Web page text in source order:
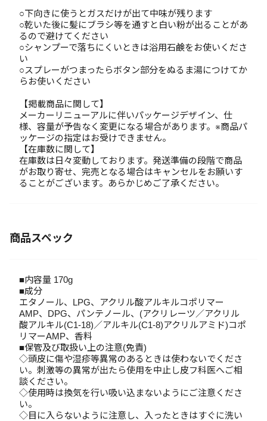
○下向きに使うとガスだけが出て中味が残ります
○乾いた後に髪にブラシ等を通すと白い粉が出ることがあ
るので避けてください
○シャンプーで落ちにくいときは浴用石鹸をお使いくださ
い
○スプレーがつまったらボタン部分をぬるま湯につけてか
らお使いください
【掲載商品に関して】
メーカーリニューアルに伴いパッケージデザイン、仕
様、容量が予告なく変更になる場合があります。※商品パ
ッケージの指定はお受けできません。
【在庫数に関して】
在庫数は日々変動しております。発送準備の段階で商品
がお取り寄せ、完売となる場合はキャンセルをお願いす
ることがございます。あらかじめご了承ください。
商品スペック
■内容量 170g
■成分
エタノール、LPG、アクリル酸アルキルコポリマー
AMP、DPG、パンテノール、(アクリレーツ／アクリル
酸アルキル(C1-18)／アルキル(C1-8)アクリルアミド)コポ
リマーAMP、香料
■保管及び取扱い上の注意(免責)
◇頭皮に傷や湿疹等異常のあるときは使わないでくださ
い。刺激等の異常が出たら使用を中止し皮フ科医へご相
談ください。
◇使用時は換気を行い吸い込まないようにご注意くださ
い。
◇目に入らないように注意し、入ったときはすぐに洗い